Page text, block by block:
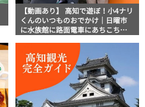
【動画あり】 高知で遊ぼ！小4ナリ
くんのいつものおでかけ｜日曜市
に水族館に路面電車にあちこち巡